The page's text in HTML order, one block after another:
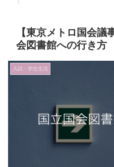
【東京メトロ国会議
会図書館への行き方
入試・学生生活